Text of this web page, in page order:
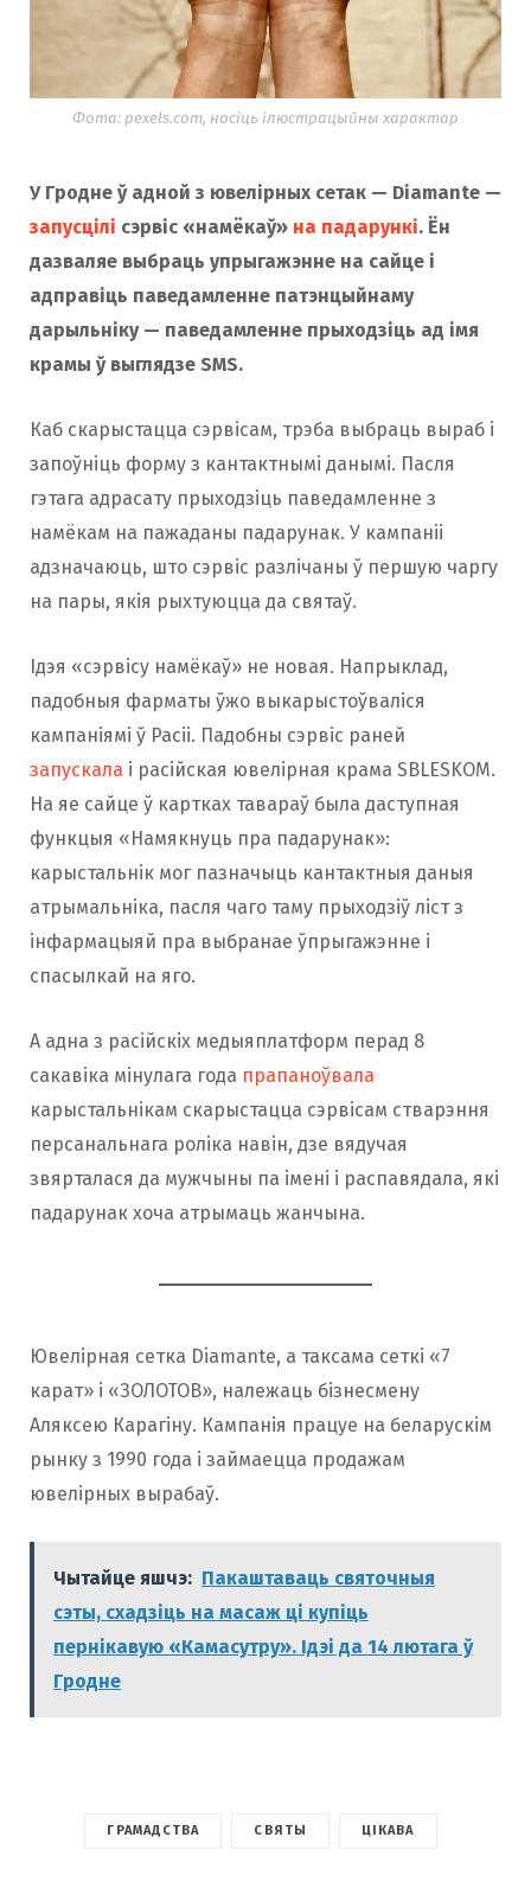
Фота: pexels.com, носіць ілюстрацыйны характар
У Гродне ў адной з ювелірных сетак — Diamante —
запусцілі сэрвіс «намёкаў» на падарункі. Ён
дазваляе выбраць упрыгажэнне на сайце і
адправіць паведамленне патэнцыйнаму
дарыльніку — паведамленне прыходзіць ад імя
крамы ў выглядзе SMS.
Каб скарыстацца сэрвісам, трэба выбраць выраб і
запоўніць форму з кантактнымі данымі. Пасля
гэтага адрасату прыходзіць паведамленне з
намёкам на пажаданы падарунак. У кампаніі
адзначаюць, што сэрвіс разлічаны ў першую чаргу
на пары, якія рыхтуюцца да святаў.
Ідэя «сэрвісу намёкаў» не новая. Напрыклад,
падобныя фарматы ўжо выкарыстоўваліся
кампаніямі ў Расіі. Падобны сэрвіс раней
запускала і расійская ювелірная крама SBLESKOM.
На яе сайце ў картках тавараў была даступная
функцыя «Намякнуць пра падарунак»:
карыстальнік мог пазначыць кантактныя даныя
атрымальніка, пасля чаго таму прыходзіў ліст з
інфармацыяй пра выбранае ўпрыгажэнне і
спасылкай на яго.
А адна з расійскіх медыяплатформ перад 8
сакавіка мінулага года прапаноўвала
карыстальнікам скарыстацца сэрвісам стварэння
персанальнага роліка навін, дзе вядучая
звярталася да мужчыны па імені і распавядала, які
падарунак хоча атрымаць жанчына.
Ювелірная сетка Diamante, а таксама сеткі «7
карат» і «ЗОЛОТОВ», належаць бізнесмену
Аляксею Карагіну. Кампанія працуе на беларускім
рынку з 1990 года і займаецца продажам
ювелірных вырабаў.
Чытайце яшчэ: Пакаштаваць святочныя
сэты, схадзіць на масаж ці купіць
пернікавую «Камасутру». Ідэі да 14 лютага ў
Гродне
ГРАМАДСТВА СВЯТЫ ЦІКАВА